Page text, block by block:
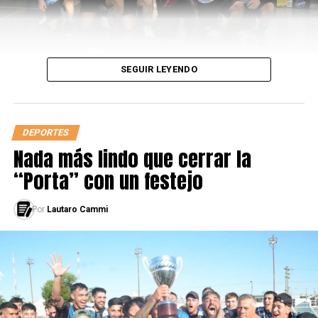
SEGUIR LEYENDO
DEPORTES
Nada más lindo que cerrar la
“Porta” con un festejo
Por Lautaro Cammi